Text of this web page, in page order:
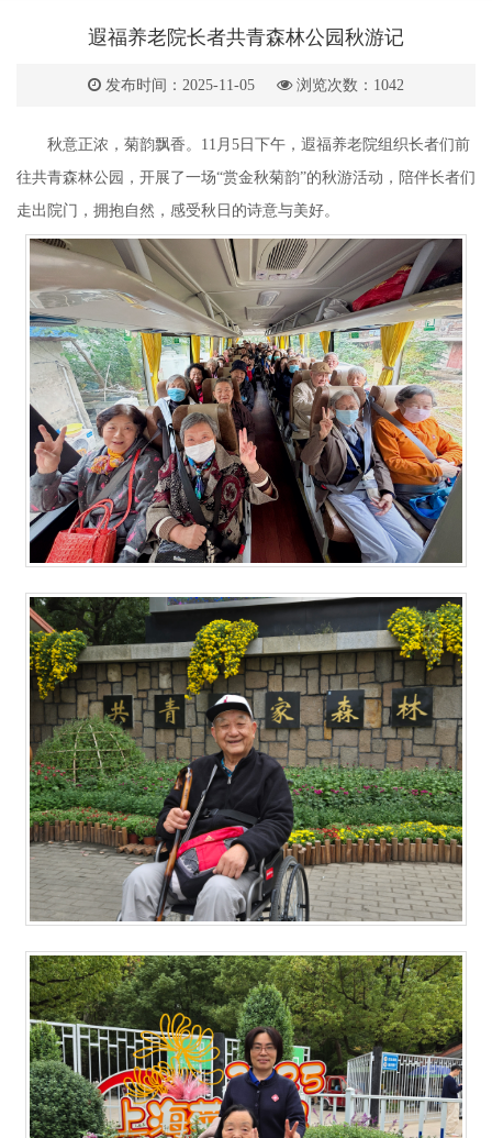
遐福养老院长者共青森林公园秋游记
发布时间：2025-11-05 浏览次数： 1042
秋意正浓，菊韵飘香。11月5日下午，遐福养老院组织长者们前
往共青森林公园，开展了一场“赏金秋菊韵”的秋游活动，陪伴长者们
走出院门，拥抱自然，感受秋日的诗意与美好。